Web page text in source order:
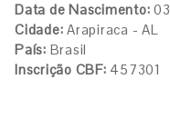
Data de Nascimento:
Cidade: Arapiraca - AL
País: Brasil
Inscrição CBF: 457301